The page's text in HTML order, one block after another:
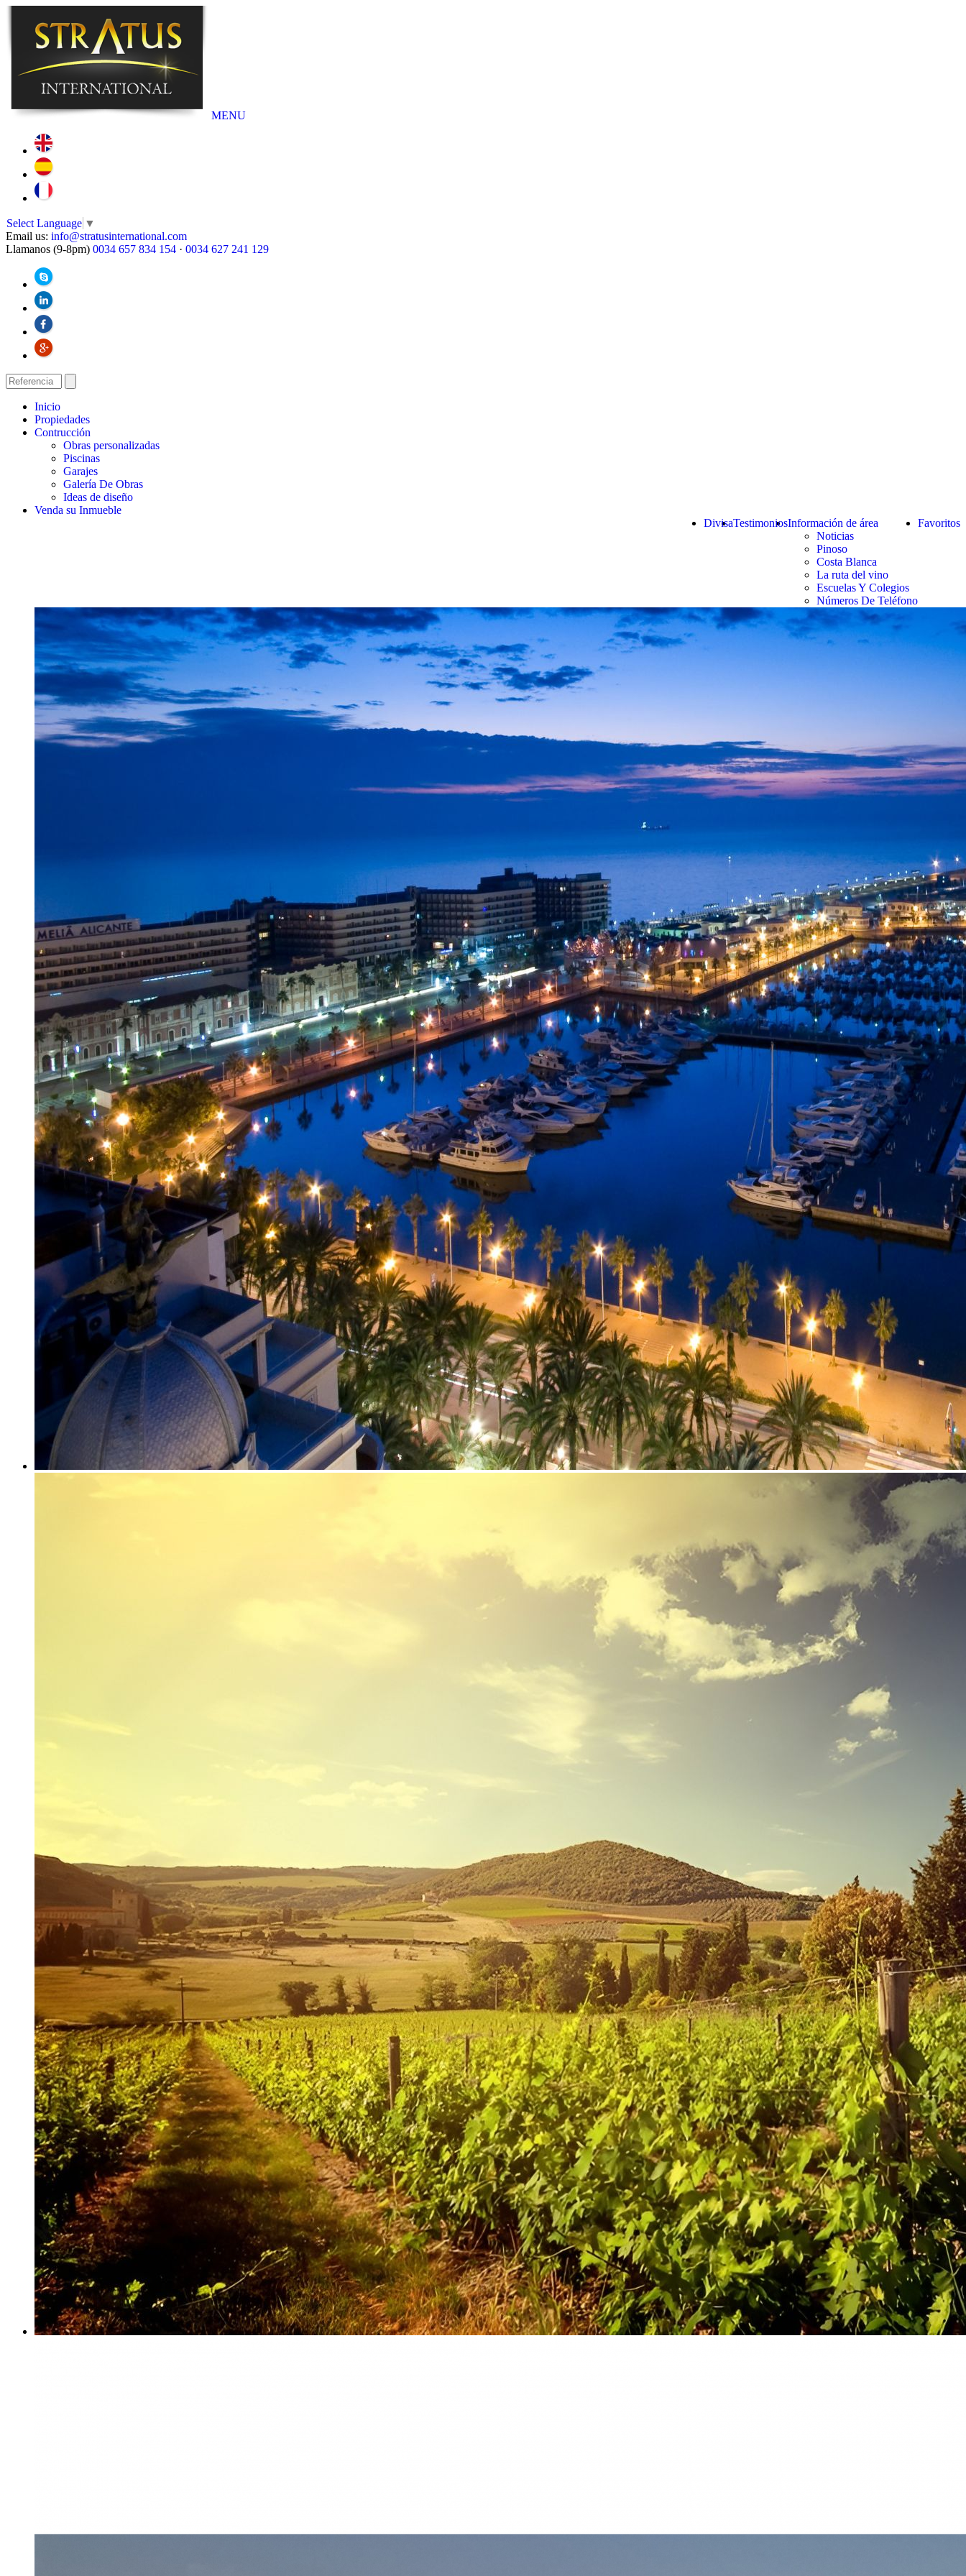
MENU
Select Language ▼
Email us: info@stratusinternational.com
Llamanos (9-8pm) 0034 657 834 154 · 0034 627 241 129
Inicio
Propiedades
Contrucción
Obras personalizadas
Piscinas
Garajes
Galería De Obras
Ideas de diseño
Venda su Inmueble
Favoritos
Información de área
Noticias
Pinoso
Costa Blanca
La ruta del vino
Escuelas Y Colegios
Números De Teléfono
Testimonios
Divisa